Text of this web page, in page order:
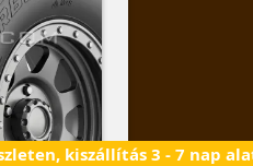
kiszállítás 3 - 7 nap